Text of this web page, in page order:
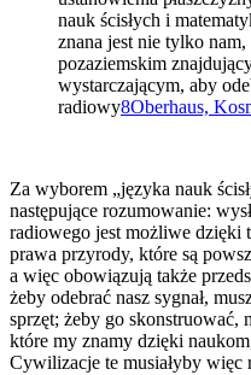
nauk ścisłych i
znana jest nie tylko
pozaziemskim
wystarczającym, aby
radiowy8Oberhaus,
Za wyborem „języka nauk
następujące rozumowanie:
radiowego jest możliwe dzięki
prawa przyrody, które są
a więc obowiązują także
żeby odebrać nasz sygnał,
sprzęt; żeby go skonstruować,
które my znamy dzięki
Cywilizacje te musiałyby więc